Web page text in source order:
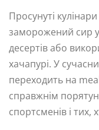
Просунуті
заморожений сир
десертів або
хачапурі. У
переходить на
справжнім
спортсменів і тих,